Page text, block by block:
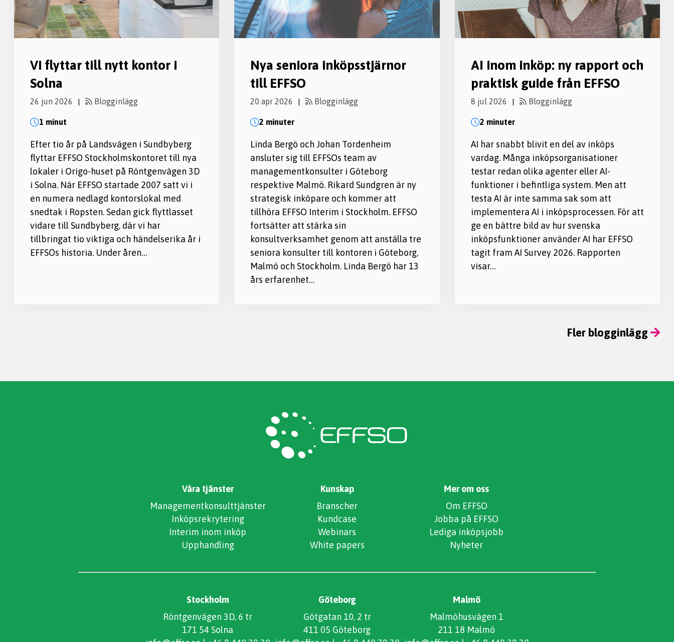
Vi flyttar till nytt kontor i
Solna
26 jun 2026 | Blogginlägg
1 minut
Efter tio år på Landsvägen i Sundbyberg
flyttar EFFSO Stockholmskontoret till nya
lokaler i Origo-huset på Röntgenvägen 3D
i Solna. När EFFSO startade 2007 satt vi i
en numera nedlagd kontorslokal med
snedtak i Ropsten. Sedan gick flyttlasset
vidare till Sundbyberg, där vi har
tillbringat tio viktiga och händelserika år i
EFFSOs historia. Under åren…
Nya seniora inköpsstjärnor
till EFFSO
20 apr 2026 | Blogginlägg
2 minuter
Linda Bergö och Johan Tordenheim
ansluter sig till EFFSOs team av
managementkonsulter i Göteborg
respektive Malmö. Rikard Sundgren är ny
strategisk inköpare och kommer att
tillhöra EFFSO Interim i Stockholm. EFFSO
fortsätter att stärka sin
konsultverksamhet genom att anställa tre
seniora konsulter till kontoren i Göteborg,
Malmö och Stockholm. Linda Bergö har 13
års erfarenhet…
AI inom inköp: ny rapport och
praktisk guide från EFFSO
8 jul 2026 | Blogginlägg
2 minuter
AI har snabbt blivit en del av inköps
vardag. Många inköpsorganisationer
testar redan olika agenter eller AI-
funktioner i befintliga system. Men att
testa AI är inte samma sak som att
implementera AI i inköpsprocessen. För att
ge en bättre bild av hur svenska
inköpsfunktioner använder AI har EFFSO
tagit fram AI Survey 2026. Rapporten
visar…
Fler blogginlägg
Våra tjänster
Managementkonsulttjänster
Inköpsrekrytering
Interim inom inköp
Upphandling
Kunskap
Branscher
Kundcase
Webinars
White papers
Mer om oss
Om EFFSO
Jobba på EFFSO
Lediga inköpsjobb
Nyheter
Stockholm
Röntgenvägen 3D, 6 tr
171 54 Solna
Göteborg
Götgatan 10, 2 tr
411 05 Göteborg
Malmö
Malmöhusvägen 1
211 18 Malmö